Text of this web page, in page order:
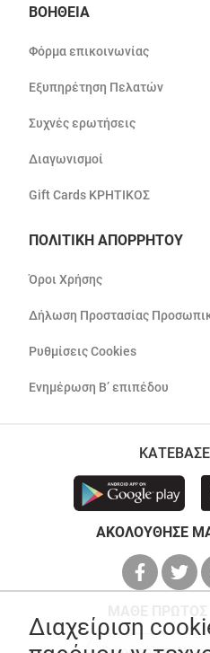
ΒΟΗΘΕΙΑ
Φόρμα επικοινωνίας
Εξυπηρέτηση Πελατών
Συχνές ερωτήσεις
Διαγωνισμοί
Gift Cards ΚΡΗΤΙΚΟΣ
ΠΟΛΙΤΙΚΗ ΑΠΟΡΡΗΤΟΥ
Όροι Χρήσης
Δήλωση Προστασίας
Ρυθμίσεις Cookies
Ενημέρωση Β’ επιπέδου
ΑΚΟΛΟΥΘΗΣΕ
Διαχείριση